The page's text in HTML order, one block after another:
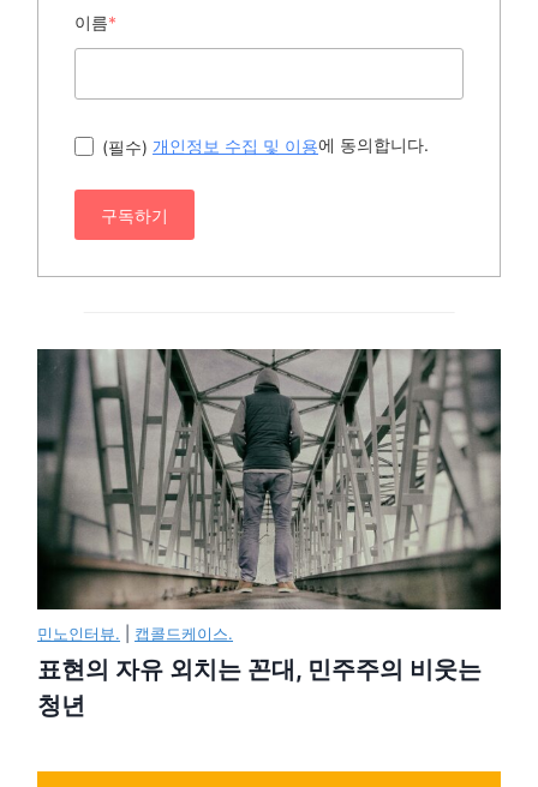
이름*
(필수) 개인정보 수집 및 이용에 동의합니다.
구독하기
민노인터뷰. 캡콜드케이스.
표현의 자유 외치는 꼰대, 민주주의 비웃는
청년